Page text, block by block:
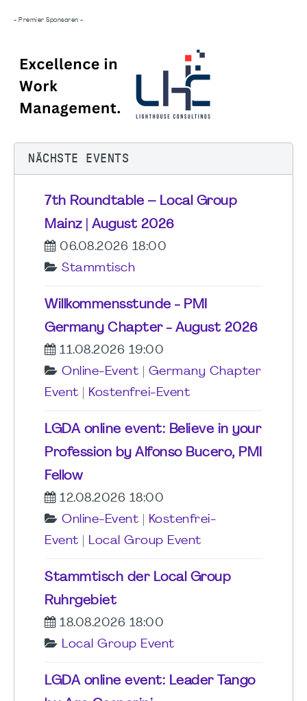
- Premier Sponsoren -
NÄCHSTE EVENTS
7th Roundtable – Local Group
Mainz | August 2026
06.08.2026 18:00
Stammtisch
Willkommensstunde - PMI
Germany Chapter - August 2026
11.08.2026 19:00
Online-Event
Germany Chapter
Event
Kostenfrei-Event
LGDA online event: Believe in your
Profession by Alfonso Bucero, PMI
Fellow
12.08.2026 18:00
Online-Event
Kostenfrei-
Event
Local Group Event
Stammtisch der Local Group
Ruhrgebiet
18.08.2026 18:00
Local Group Event
LGDA online event: Leader Tango